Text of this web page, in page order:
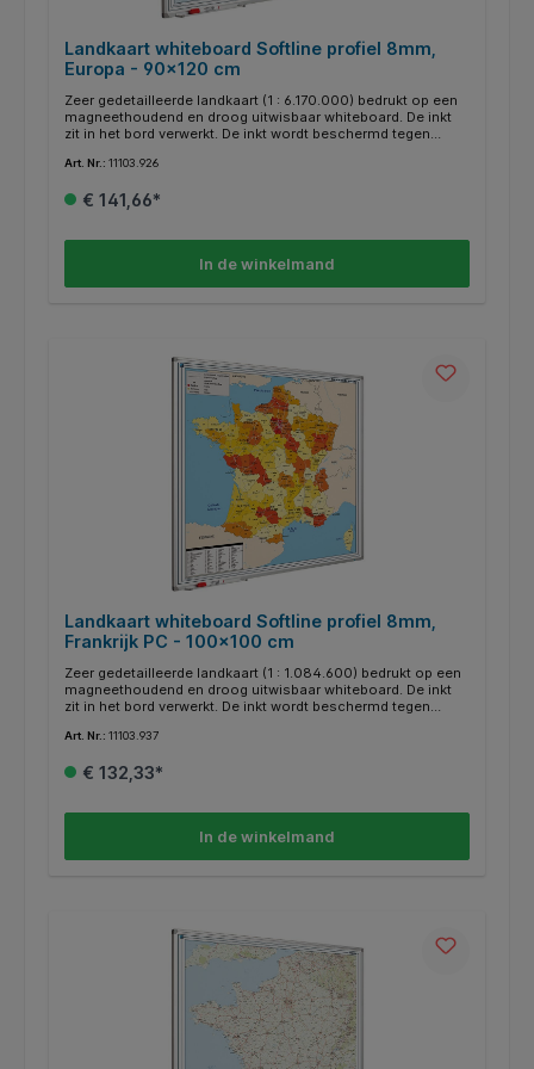
Landkaart whiteboard Softline profiel 8mm,
Europa - 90x120 cm
Zeer gedetailleerde landkaart (1 : 6.170.000) bedrukt op een
magneethoudend en droog uitwisbaar whiteboard. De inkt
zit in het bord verwerkt. De inkt wordt beschermd tegen
aanvraag. Voorzien van geanodiseerd softline profiel.
Art. Nr.: 11103.926
€ 141,66*
In de winkelmand
Landkaart whiteboard Softline profiel 8mm,
Frankrijk PC - 100x100 cm
Zeer gedetailleerde landkaart (1 : 1.084.600) bedrukt op een
magneethoudend en droog uitwisbaar whiteboard. De inkt
zit in het bord verwerkt. De inkt wordt beschermd tegen
aanvraag. Voorzien van geanodiseerd softline profiel.
Art. Nr.: 11103.937
€ 132,33*
In de winkelmand